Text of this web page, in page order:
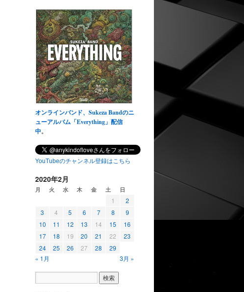
オンラインバンド、Sukeza Bandのニ
ューアルバム「Everything」配信
中。
YouTubeのチャンネル登録はこちら
2020年2月
月 火 水 木 金 土 日
1
2
3
4 5 6 7 8
9
10
11 12 13 14 15
16
17
18 19 20 21 22
23
24
25 26 27 28
29
« 1月
3月 »